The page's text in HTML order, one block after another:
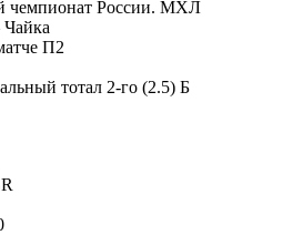
чемпионат России. МХЛ
П2
тотал 2-го (2.5) Б